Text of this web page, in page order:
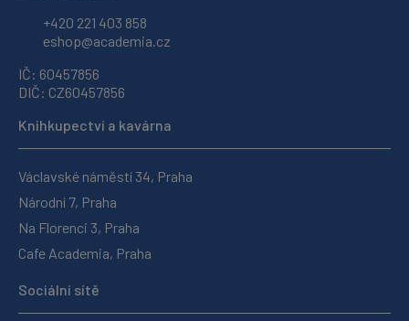
+420 221 403 858
eshop@academia.cz
IČ: 60457856
DIČ: CZ60457856
Knihkupectví a kavárna
Václavské náměstí 34, Praha
Národní 7, Praha
Na Florenci 3, Praha
Cafe Academia, Praha
Sociální sítě